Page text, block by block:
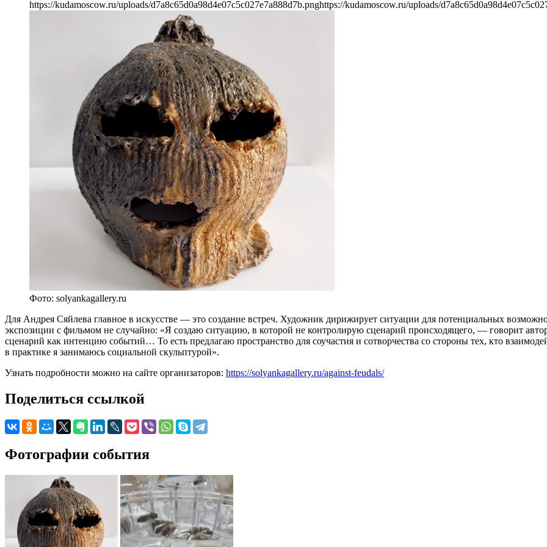
https://kudamoscow.ru/uploads/d7a8c65d0a98d4e07c5c027e7a888d7b.pnghttps://kudamoscow.ru/uploads/
Фото: solyankagallery.ru
Для Андрея Сяйлева главное в искусстве — это создание встреч. Художник дирижирует ситуации для потенциальных
экспозиции с фильмом не случайно: «Я создаю ситуацию, в которой не контролирую сценарий происходящего, — говорит
сценарий как интенцию событий… То есть предлагаю пространство для соучастия и сотворчества со стороны тех, кто
в практике я занимаюсь социальной скульптурой».
Узнать подробности можно на сайте организаторов: https://solyankagallery.ru/against-feudals/
Поделиться ссылкой
Фотографии события